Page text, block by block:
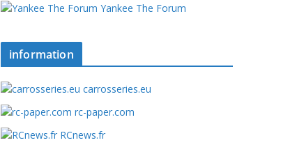
Yankee The Forum
information
carrosseries.eu
rc-paper.com
RCnews.fr